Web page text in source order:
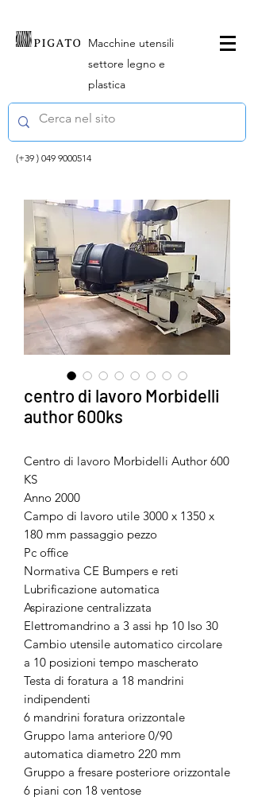
Macchine utensili
settore legno e
plastica
(+39 ) 049 9000514
centro di lavoro Morbidelli
author 600ks
Centro di lavoro Morbidelli Author 600
KS
Anno 2000
Campo di lavoro utile 3000 x 1350 x
180 mm passaggio pezzo
Pc office
Normativa CE Bumpers e reti
Lubrificazione automatica
Aspirazione centralizzata
Elettromandrino a 3 assi hp 10 Iso 30
Cambio utensile automatico circolare
a 10 posizioni tempo mascherato
Testa di foratura a 18 mandrini
indipendenti
6 mandrini foratura orizzontale
Gruppo lama anteriore 0/90
automatica diametro 220 mm
Gruppo a fresare posteriore orizzontale
6 piani con 18 ventose